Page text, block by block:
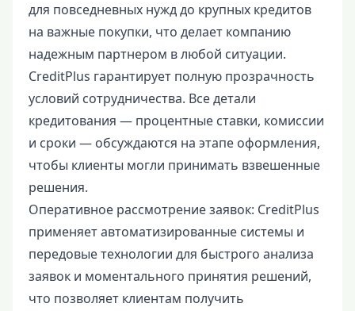
для повседневных нужд до крупных кредитов
на важные покупки, что делает компанию
надежным партнером в любой ситуации.
CreditPlus гарантирует полную прозрачность
условий сотрудничества. Все детали
кредитования — процентные ставки, комиссии
и сроки — обсуждаются на этапе оформления,
чтобы клиенты могли принимать взвешенные
решения.
Оперативное рассмотрение заявок: CreditPlus
применяет автоматизированные системы и
передовые технологии для быстрого анализа
заявок и моментального принятия решений,
что позволяет клиентам получить